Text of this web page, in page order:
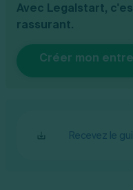
Avec Legalstart,
rassurant.
Créer mon
Recevez le